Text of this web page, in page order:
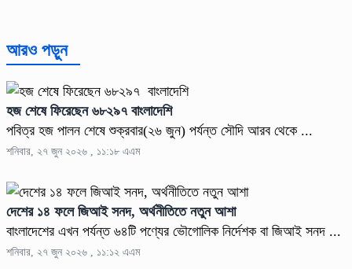
আরও পড়ুন
হজ শেষে ফিরেছেন ৬৮২৯৭ বাংলাদেশি
পবিত্র হজ পালন শেষে শুক্রবার(২৬ জুন) পর্যন্ত সৌদি আরব থেকে ...
শনিবার, ২৭ জুন ২০২৬ , ১১:১৮ এএম
দেশের ১৪ ফলে জিআই সনদ, অর্থনীতিতে নতুন আশা
বাংলাদেশের এখন পর্যন্ত ৬৪টি পণ্যের ভৌগোলিক নির্দেশক বা জিআই সনদ ...
শনিবার, ২৭ জুন ২০২৬ , ১১:১২ এএম